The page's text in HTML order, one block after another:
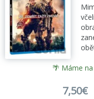
🌴 Máme
7,50€